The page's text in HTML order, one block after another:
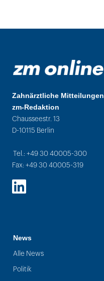
Zahnärztliche Mitteilungen
zm-Redaktion
Chausseestr. 13
D-10115 Berlin
Tel.: +49 30 40005-300
Fax: +49 30 40005-319
LinkedIn
News
Alle News
Politik